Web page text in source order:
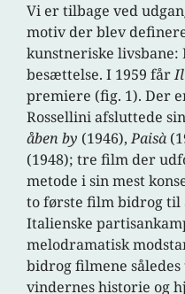
Vi er tilbage ved
motiv der blev
kunstneriske
besættelse. I 1959 får
premiere (fig. 1). Der
Rossellini afsluttede
åben by (1946),Paisà
(1948); tre film der
metode i sin mest
to første film bidrog til
Italienske
melodramatisk
bidrog filmene
vindernes historie og